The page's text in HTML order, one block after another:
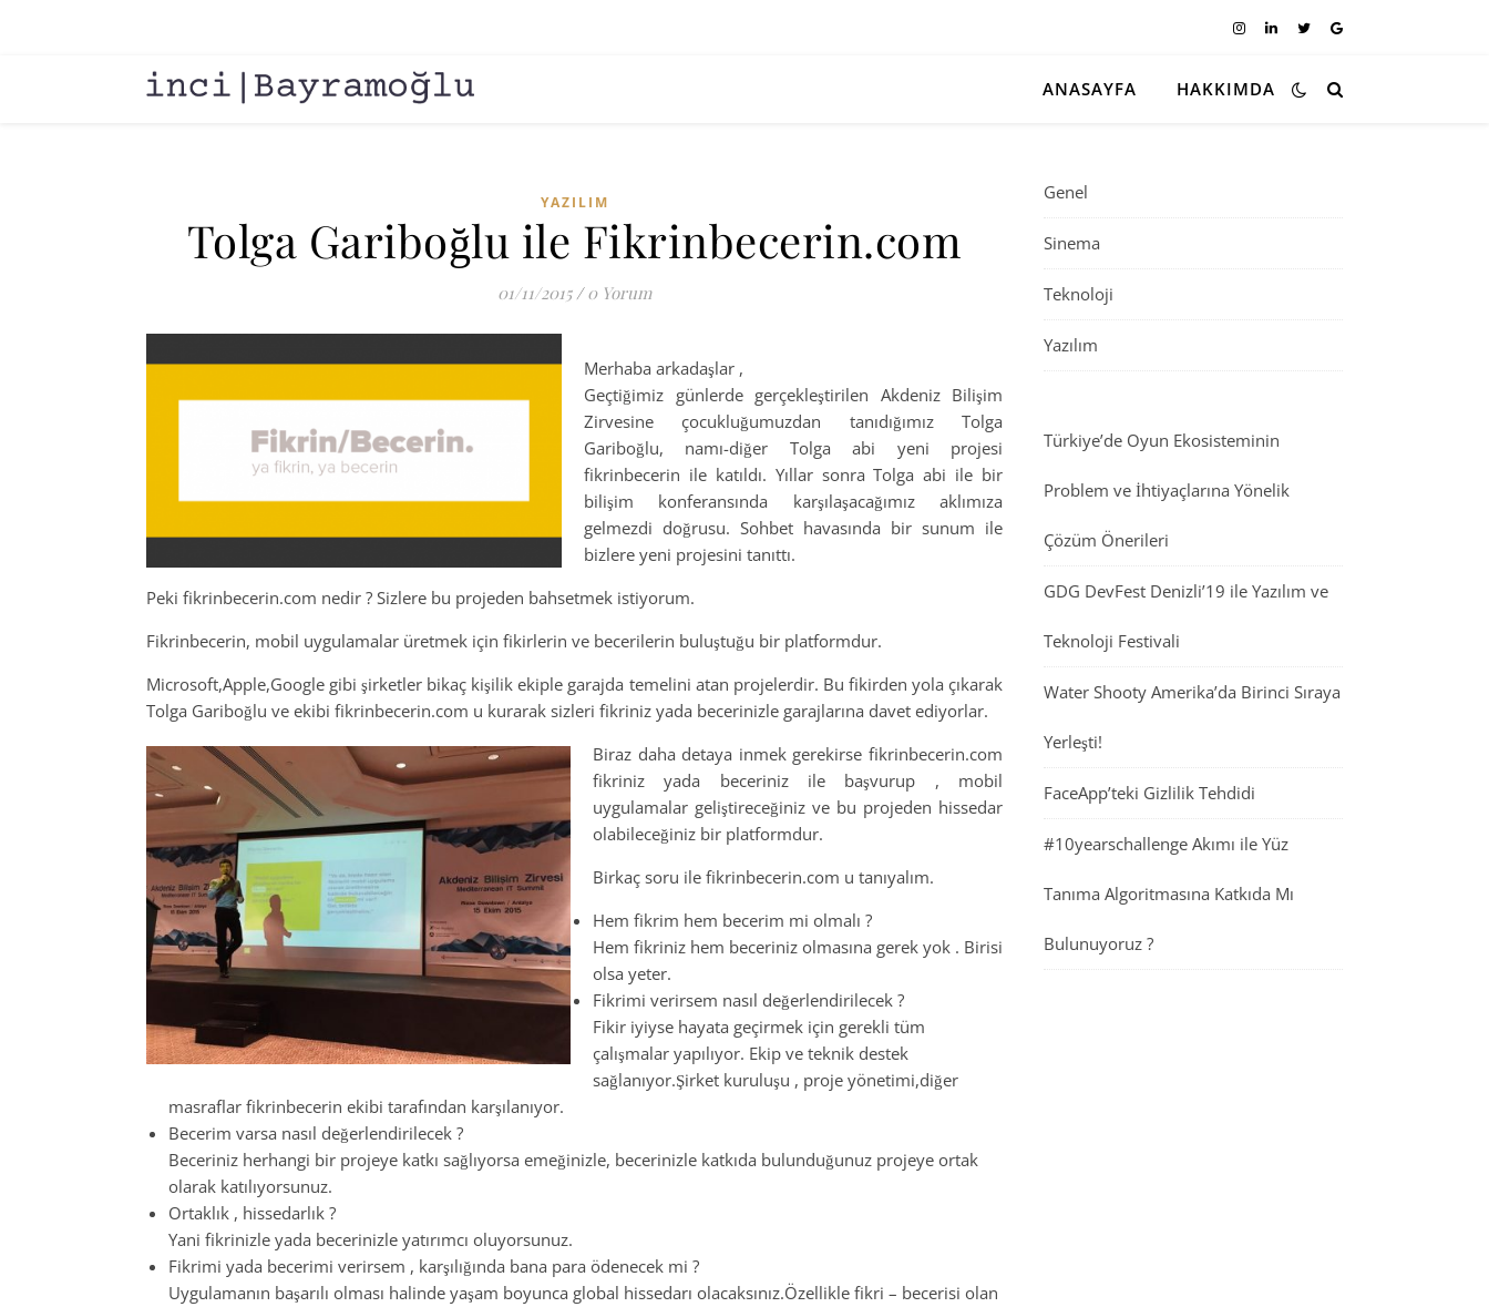
ANASAYFA HAKKIMDA
YAZILIM
Tolga Gariboğlu ile Fikrinbecerin.com
01/11/2015 / 0 Yorum
Merhaba arkadaşlar ,
Geçtiğimiz günlerde gerçekleştirilen Akdeniz Bilişim
Zirvesine çocukluğumuzdan tanıdığımız Tolga
Gariboğlu, namı-diğer Tolga abi yeni projesi
fikrinbecerin ile katıldı. Yıllar sonra Tolga abi ile bir
bilişim konferansında karşılaşacağımız aklımıza
gelmezdi doğrusu. Sohbet havasında bir sunum ile
bizlere yeni projesini tanıttı.
Peki fikrinbecerin.com nedir ? Sizlere bu projeden bahsetmek istiyorum.
Fikrinbecerin, mobil uygulamalar üretmek için fikirlerin ve becerilerin buluştuğu bir platformdur.
Microsoft,Apple,Google gibi şirketler bikaç kişilik ekiple garajda temelini atan projelerdir. Bu fikirden yola çıkarak
Tolga Gariboğlu ve ekibi fikrinbecerin.com u kurarak sizleri fikriniz yada becerinizle garajlarına davet ediyorlar.
Biraz daha detaya inmek gerekirse fikrinbecerin.com
fikriniz yada beceriniz ile başvurup , mobil
uygulamalar geliştireceğiniz ve bu projeden hissedar
olabileceğiniz bir platformdur.
Birkaç soru ile fikrinbecerin.com u tanıyalım.
Hem fikrim hem becerim mi olmalı ?
Hem fikriniz hem beceriniz olmasına gerek yok . Birisi
olsa yeter.
Fikrimi verirsem nasıl değerlendirilecek ?
Fikir iyiyse hayata geçirmek için gerekli tüm
çalışmalar yapılıyor. Ekip ve teknik destek
sağlanıyor.Şirket kuruluşu , proje yönetimi,diğer
masraflar fikrinbecerin ekibi tarafından karşılanıyor.
Becerim varsa nasıl değerlendirilecek ?
Beceriniz herhangi bir projeye katkı sağlıyorsa emeğinizle, becerinizle katkıda bulunduğunuz projeye ortak
olarak katılıyorsunuz.
Ortaklık , hissedarlık ?
Yani fikrinizle yada becerinizle yatırımcı oluyorsunuz.
Fikrimi yada becerimi verirsem , karşılığında bana para ödenecek mi ?
Uygulamanın başarılı olması halinde yaşam boyunca global hissedarı olacaksınız.Özellikle fikri – becerisi olan
Genel
Sinema
Teknoloji
Yazılım
Türkiye’de Oyun Ekosisteminin
Problem ve İhtiyaçlarına Yönelik
Çözüm Önerileri
GDG DevFest Denizli’19 ile Yazılım ve
Teknoloji Festivali
Water Shooty Amerika’da Birinci Sıraya
Yerleşti!
FaceApp’teki Gizlilik Tehdidi
#10yearschallenge Akımı ile Yüz
Tanıma Algoritmasına Katkıda Mı
Bulunuyoruz ?